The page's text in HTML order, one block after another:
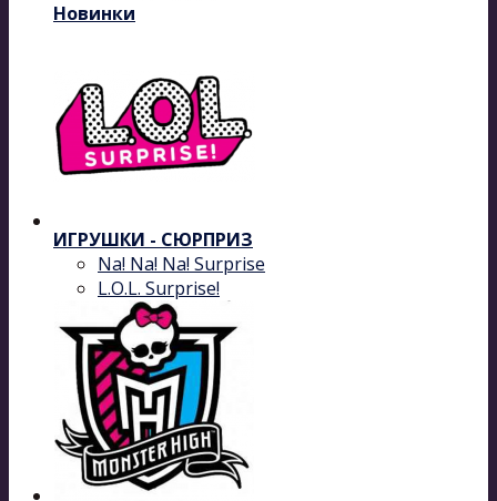
Новинки
ИГРУШКИ - СЮРПРИЗ
Na! Na! Na! Surprise
L.O.L. Surprise!